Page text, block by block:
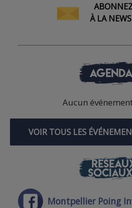
À LA
Aucun
VOIR TOUS LES
SOCIAUX
Montpellier Poing